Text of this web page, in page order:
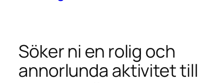
Söker ni en rolig och
annorlunda aktivitet till